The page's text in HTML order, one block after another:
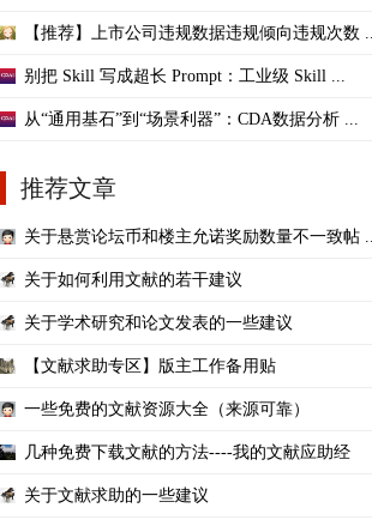
【推荐】上市公司违规数据违规倾向违规次数 ...
别把 Skill 写成超长 Prompt：工业级 Skill ...
从“通用基石”到“场景利器”：CDA数据分析 ...
推荐文章
关于悬赏论坛币和楼主允诺奖励数量不一致帖 ...
关于如何利用文献的若干建议
关于学术研究和论文发表的一些建议
【文献求助专区】版主工作备用贴
一些免费的文献资源大全（来源可靠）
几种免费下载文献的方法----我的文献应助经
关于文献求助的一些建议